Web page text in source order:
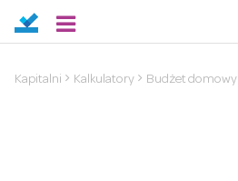
Kapitalni Kalkulatory Budżet domowy